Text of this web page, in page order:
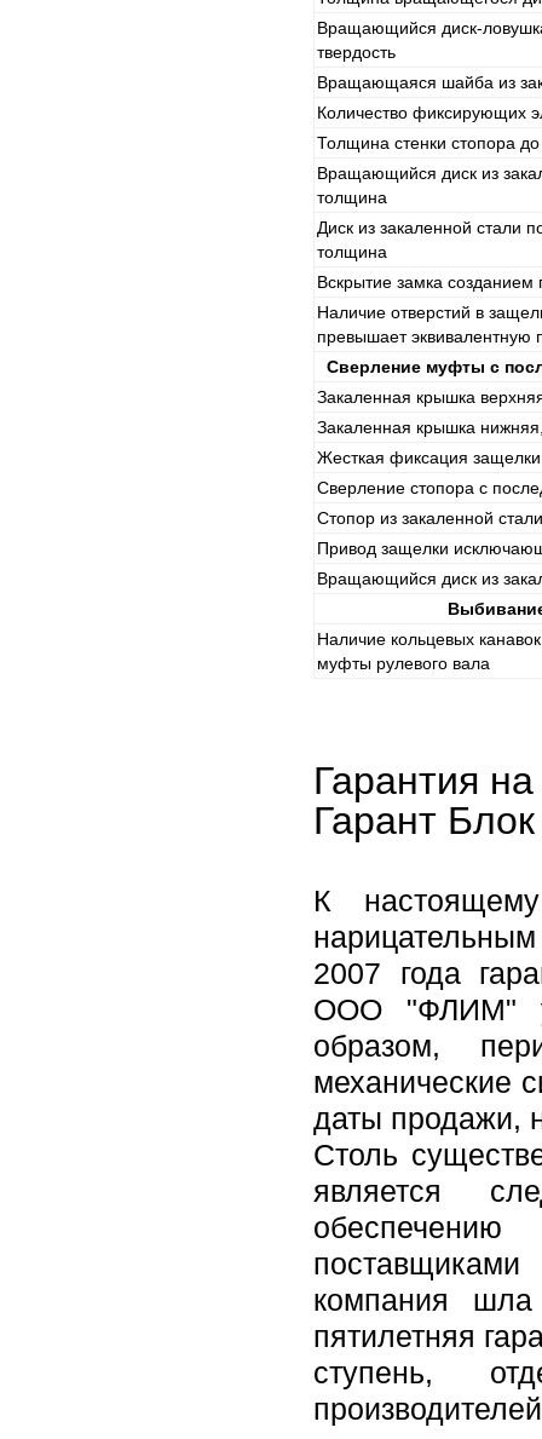
Вращающийся диск-
твердость
Вращающаяся шайба из
Количество фиксирующих
Толщина стенки стопора
Вращающийся диск из
толщина
Диск из закаленной стали
толщина
Вскрытие замка созданием
Наличие отверстий в
превышает эквивалентную
Сверление муфты с
Закаленная крышка
Закаленная крышка
Жесткая фиксация
Сверление стопора с
Стопор из закаленной стали
Привод защелки
Вращающийся диск из
Наличие кольцевых
муфты рулевого вала
Гарантия
Гарант
К
2007 года
ООО "ФЛИМ"
образом,
механические
даты продажи,
Столь
является
компания
пятилетняя
ступень,